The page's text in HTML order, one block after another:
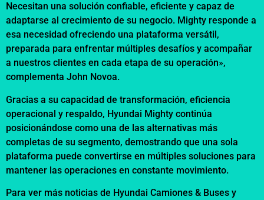
Necesitan una solución confiable, eficiente y capaz de
adaptarse al crecimiento de su negocio. Mighty responde a
esa necesidad ofreciendo una plataforma versátil,
preparada para enfrentar múltiples desafíos y acompañar
a nuestros clientes en cada etapa de su operación»,
complementa John Novoa.
Gracias a su capacidad de transformación, eficiencia
operacional y respaldo, Hyundai Mighty continúa
posicionándose como una de las alternativas más
completas de su segmento, demostrando que una sola
plataforma puede convertirse en múltiples soluciones para
mantener las operaciones en constante movimiento.
Para ver más noticias de Hyundai Camiones & Buses y